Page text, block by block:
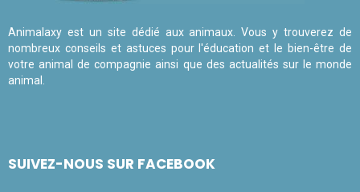
Animalaxy est un site dédié aux animaux. Vous y trouverez de
nombreux conseils et astuces pour l'éducation et le bien-être de
votre animal de compagnie ainsi que des actualités sur le monde
animal.
SUIVEZ-NOUS SUR FACEBOOK